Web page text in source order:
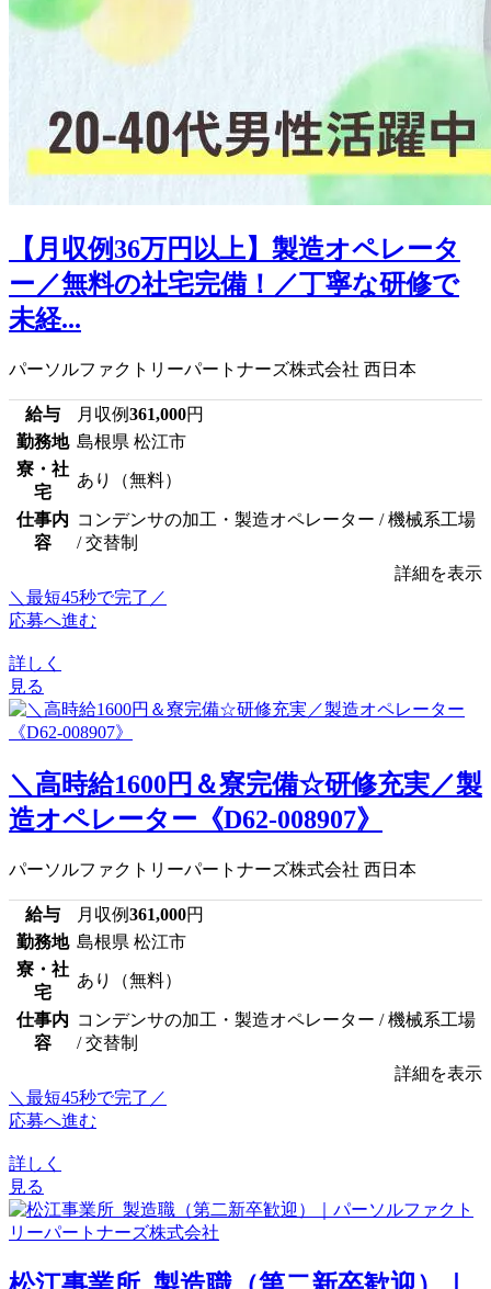
【月収例36万円以上】製造オペレータ
ー／無料の社宅完備！／丁寧な研修で
未経...
パーソルファクトリーパートナーズ株式会社 西日本
給与 月収例361,000円
勤務地 島根県 松江市
寮・社
宅
あり（無料）
仕事内
容
コンデンサの加工・製造オペレーター / 機械系工場
/ 交替制
詳細を表示
＼最短45秒で完了／
応募へ進む
詳しく
見る
＼高時給1600円＆寮完備☆研修充実／製
造オペレーター《D62-008907》
パーソルファクトリーパートナーズ株式会社 西日本
給与 月収例361,000円
勤務地 島根県 松江市
寮・社
宅
あり（無料）
仕事内
容
コンデンサの加工・製造オペレーター / 機械系工場
/ 交替制
詳細を表示
＼最短45秒で完了／
応募へ進む
詳しく
見る